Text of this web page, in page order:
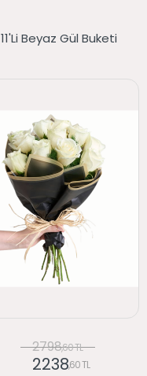
11'li Beyaz Gül Buketi
2798,60 TL
2238,60 TL